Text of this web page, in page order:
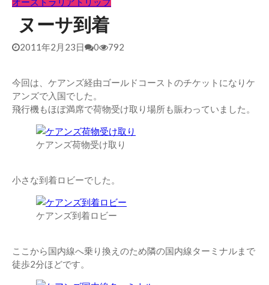
ヌーサ到着
2011年2月23日 0 792
今回は、ケアンズ経由ゴールドコーストのチケットになりケ
アンズで入国でした。
飛行機もほぼ満席で荷物受け取り場所も賑わっていました。
ケアンズ荷物受け取り
小さな到着ロビーでした。
ケアンズ到着ロビー
ここから国内線へ乗り換えのため隣の国内線ターミナルまで
徒歩2分ほどです。